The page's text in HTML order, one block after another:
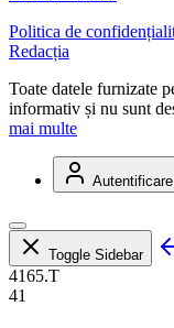
Politica de
Redacția
Toate datele furnizate
informativ și nu sunt
mai multe
Autentificare
Toggle Sidebar
4165.T
41